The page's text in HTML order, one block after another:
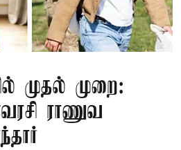
முதல் முறை:
ராணுவ